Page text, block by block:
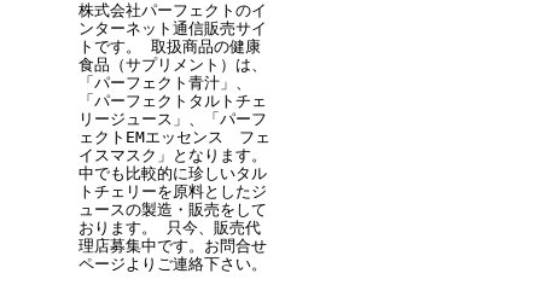
株式会社パーフェクトのイ
ンターネット通信販売サイ
トです。 取扱商品の健康
食品（サプリメント）は、
「パーフェクト青汁」、
「パーフェクトタルトチェ
リージュース」、「パーフ
ェクトEMエッセンス フェ
イスマスク」となります。
中でも比較的に珍しいタル
トチェリーを原料としたジ
ュースの製造・販売をして
おります。 只今、販売代
理店募集中です。お問合せ
ページよりご連絡下さい。